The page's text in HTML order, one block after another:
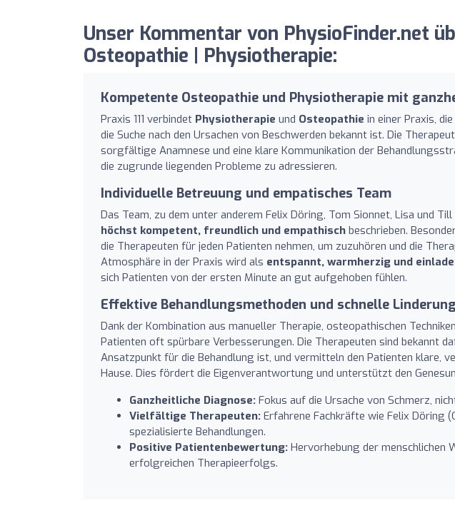
Unser Kommentar von PhysioFinder.net
Osteopathie | Physiotherapie:
Kompetente Osteopathie und Physiotherapie mit
Praxis 111 verbindet Physiotherapie und Osteopathie in einer Praxis,
die Suche nach den Ursachen von Beschwerden bekannt ist. Die
sorgfältige Anamnese und eine klare Kommunikation der
die zugrunde liegenden Probleme zu adressieren.
Individuelle Betreuung und empatisches Team
Das Team, zu dem unter anderem Felix Döring, Tom Sionnet, Lisa und
höchst kompetent, freundlich und empathisch beschrieben.
die Therapeuten für jeden Patienten nehmen, um zuzuhören und die
Atmosphäre in der Praxis wird als entspannt, warmherzig und
sich Patienten von der ersten Minute an gut aufgehoben fühlen.
Effektive Behandlungsmethoden und schnelle Linderung
Dank der Kombination aus manueller Therapie, osteopathischen
Patienten oft spürbare Verbesserungen. Die Therapeuten sind bekannt
Ansatzpunkt für die Behandlung ist, und vermitteln den Patienten klare,
Hause. Dies fördert die Eigenverantwortung und unterstützt den
Ganzheitliche Diagnose: Fokus auf die Ursache von Schmerz,
Vielfältige Therapeuten: Erfahrene Fachkräfte wie Felix Döring
spezialisierte Behandlungen.
Positive Patientenbewertung: Hervorhebung der menschlichen
erfolgreichen Therapieerfolgs.